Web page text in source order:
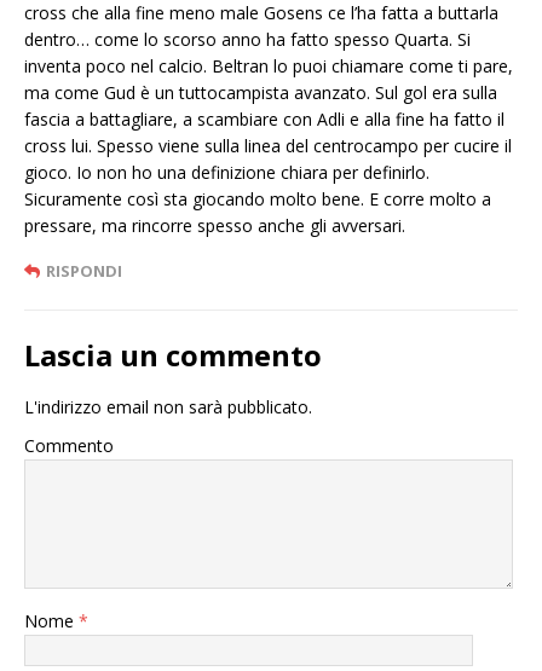
cross che alla fine meno male Gosens ce l’ha fatta a buttarla
dentro… come lo scorso anno ha fatto spesso Quarta. Si
inventa poco nel calcio. Beltran lo puoi chiamare come ti pare,
ma come Gud è un tuttocampista avanzato. Sul gol era sulla
fascia a battagliare, a scambiare con Adli e alla fine ha fatto il
cross lui. Spesso viene sulla linea del centrocampo per cucire il
gioco. Io non ho una definizione chiara per definirlo.
Sicuramente così sta giocando molto bene. E corre molto a
pressare, ma rincorre spesso anche gli avversari.
RISPONDI
Lascia un commento
L'indirizzo email non sarà pubblicato.
Commento
Nome *